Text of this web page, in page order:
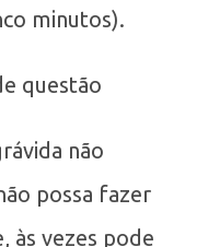
minutos).
questão
não
possa fazer
às vezes pode